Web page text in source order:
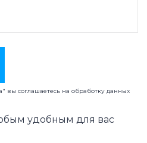
вы соглашаетесь на обработку данных
удобным для вас